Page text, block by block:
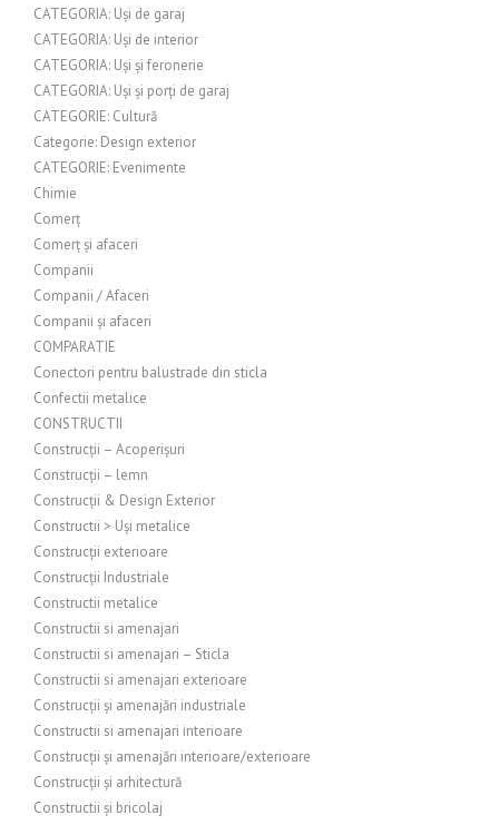
CATEGORIA: Uși de garaj
CATEGORIA: Uși de interior
CATEGORIA: Uși și feronerie
CATEGORIA: Uși și porți de garaj
CATEGORIE: Cultură
Categorie: Design exterior
CATEGORIE: Evenimente
Chimie
Comerț
Comerț și afaceri
Companii
Companii / Afaceri
Companii și afaceri
COMPARATIE
Conectori pentru balustrade din sticla
Confectii metalice
CONSTRUCTII
Construcții – Acoperișuri
Construcții – lemn
Construcții & Design Exterior
Constructii > Uși metalice
Construcții exterioare
Construcții Industriale
Constructii metalice
Constructii si amenajari
Constructii si amenajari – Sticla
Constructii si amenajari exterioare
Construcții și amenajări industriale
Constructii si amenajari interioare
Construcții și amenajări interioare/exterioare
Construcții și arhitectură
Constructii și bricolaj